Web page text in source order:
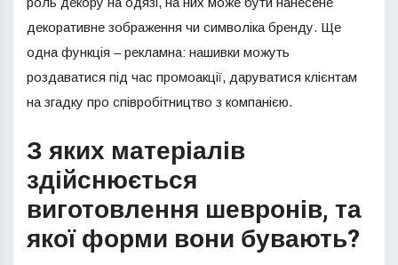
декоративне зображення чи символіка бренду. Ще
одна функція – рекламна: нашивки можуть
роздаватися під час промоакції, даруватися клієнтам
на згадку про співробітництво з компанією.
З яких матеріалів
здійснюється
виготовлення шевронів, та
якої форми вони бувають?